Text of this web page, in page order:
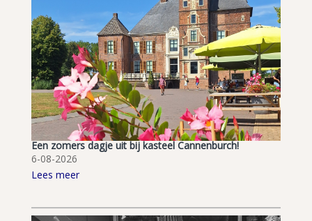
Een zomers dagje uit bij kasteel Cannenburch!
6-08-2026
Lees meer